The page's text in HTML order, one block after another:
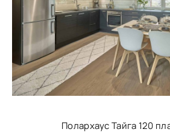
Полархаус Тайга 120